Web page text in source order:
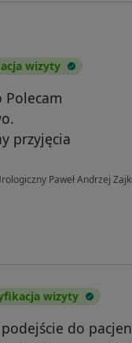
wizyty
Polecam
przyjęcia
Paweł Andrzej
wizyty
do